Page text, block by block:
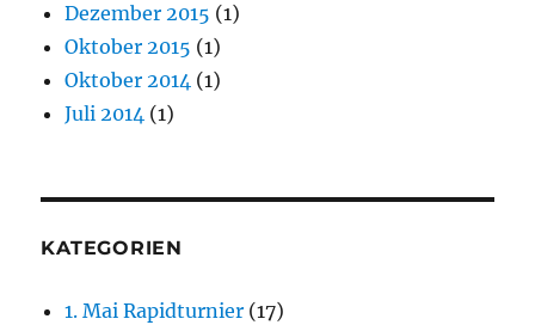
Dezember 2015 (1)
Oktober 2015 (1)
Oktober 2014 (1)
Juli 2014 (1)
KATEGORIEN
1. Mai Rapidturnier (17)